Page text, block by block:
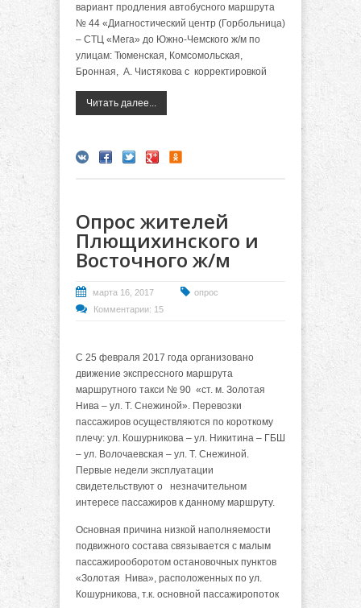
вариант продления автобусного маршрута
№ 44 «Диагностический центр (Горбольница)
– СТЦ «Мега» до Южно-Чемского ж/м по
улицам: Тюменская, Комсомольская,
Бронная, А. Чистякова с корректировкой
Читать далее...
Опрос жителей
Плющихинского и
Восточного ж/м
марта 16, 2017
опрос
Комментарии: 15
С 25 февраля 2017 года организовано
движение экспрессного маршрута
маршрутного такси № 90 «ст. м. Золотая
Нива – ул. Т. Снежиной». Перевозки
пассажиров осуществляются по короткому
плечу: ул. Кошурникова – ул. Никитина – ГБШ
– ул. Волочаевская – ул. Т. Снежиной.
Первые недели эксплуатации
свидетельствуют о незначительном
интересе пассажиров к данному маршруту.
Основная причина низкой наполняемости
подвижного состава связывается с малым
пассажирооборотом остановочных пунктов
«Золотая Нива», расположенных по ул.
Кошурникова, т.к. основной пассажиропоток